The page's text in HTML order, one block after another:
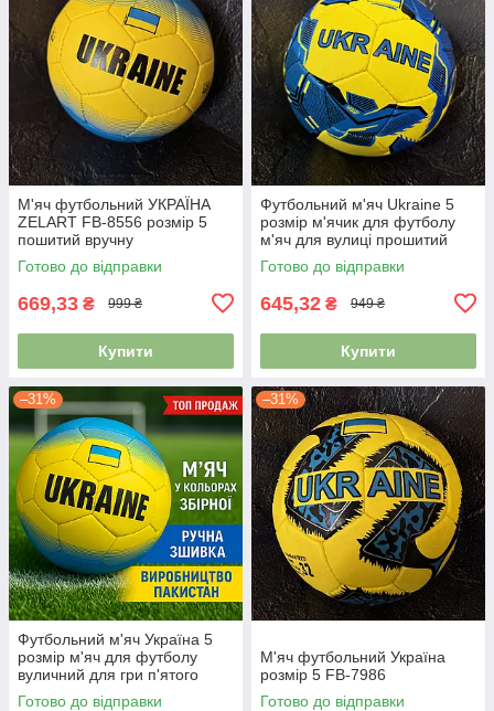
М'яч футбольний УКРАЇНА
ZELART FB-8556 розмір 5
пошитий вручну
Готово до відправки
669,33 ₴ 999 ₴
Купити
Футбольний м'яч Ukraine 5
розмір м'ячик для футболу
м'яч для вулиці прошитий
FB-7987
Готово до відправки
645,32 ₴ 949 ₴
Купити
–31%
Футбольний м'яч Україна 5
розмір м'яч для футболу
вуличний для гри п'ятого
розміру зшитий FB-8556
Готово до відправки
–31%
М'яч футбольний Україна
розмір 5 FB-7986
Готово до відправки